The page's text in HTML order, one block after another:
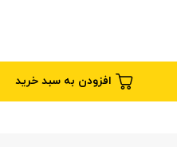
افزودن به سبد خرید